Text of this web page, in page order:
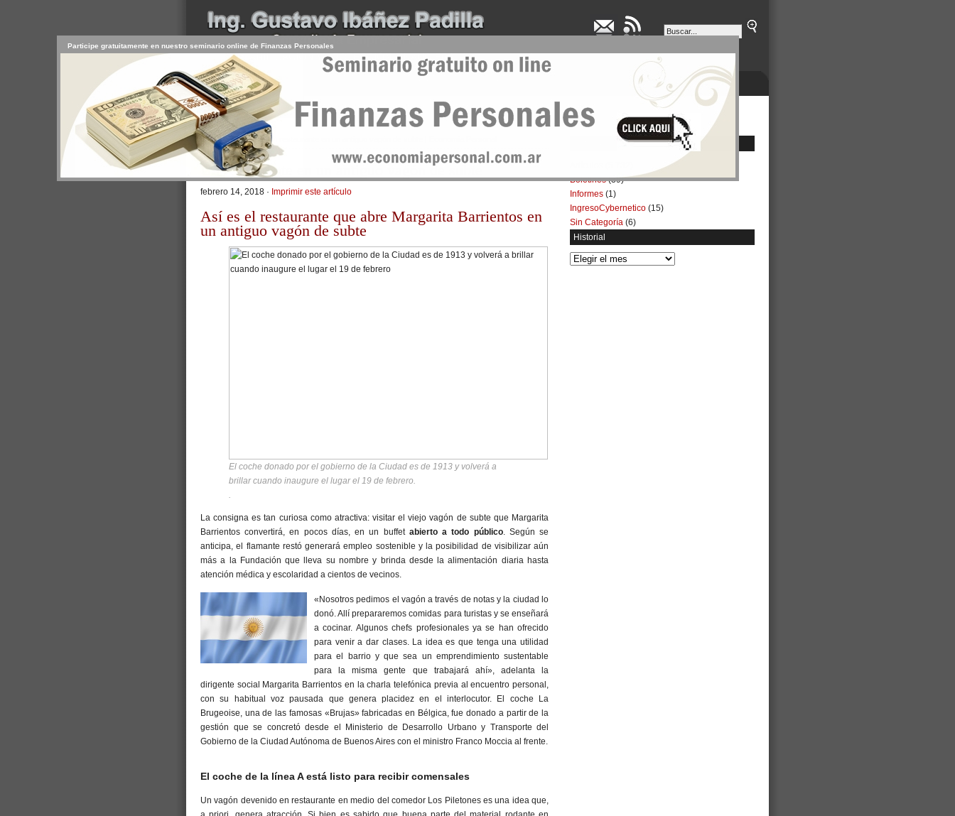
INICIO SERVICIOS BOLETINES NEGOCIOS
CONTACTO USUARIO
>Inicio/Artículos / Un restaurante en un antiguo vagón de subte | Economía Personal
Un restaurante en un antiguo vagón de subte
febrero 14, 2018 · Imprimir este artículo
Así es el restaurante que abre Margarita Barrientos en
un antiguo vagón de subte
El coche donado por el gobierno de la Ciudad es de 1913 y volverá a
brillar cuando inaugure el lugar el 19 de febrero.
.
La consigna es tan curiosa como atractiva: visitar el viejo vagón de subte que Margarita
Barrientos convertirá, en pocos días, en un buffet abierto a todo público. Según se
anticipa, el flamante restó generará empleo sostenible y la posibilidad de visibilizar aún
más a la Fundación que lleva su nombre y brinda desde la alimentación diaria hasta
atención médica y escolaridad a cientos de vecinos.
«Nosotros pedimos el vagón a través de notas y la ciudad lo
donó. Allí prepararemos comidas para turistas y se enseñará
a cocinar. Algunos chefs profesionales ya se han ofrecido
para venir a dar clases. La idea es que tenga una utilidad
para el barrio y que sea un emprendimiento sustentable
para la misma gente que trabajará ahí», adelanta la
dirigente social Margarita Barrientos en la charla telefónica previa al encuentro personal,
con su habitual voz pausada que genera placidez en el interlocutor. El coche La
Brugeoise, una de las famosas «Brujas» fabricadas en Bélgica, fue donado a partir de la
gestión que se concretó desde el Ministerio de Desarrollo Urbano y Transporte del
Gobierno de la Ciudad Autónoma de Buenos Aires con el ministro Franco Moccia al frente.
El coche de la línea A está listo para recibir comensales
Un vagón devenido en restaurante en medio del comedor Los Piletones es una idea que,
Participe gratuitamente en nuestro seminario online de Finanzas Personales
Boletines(39)
Informes (1)
IngresoCybernetico (15)
Sin Categoría (6)
Historial
Historial